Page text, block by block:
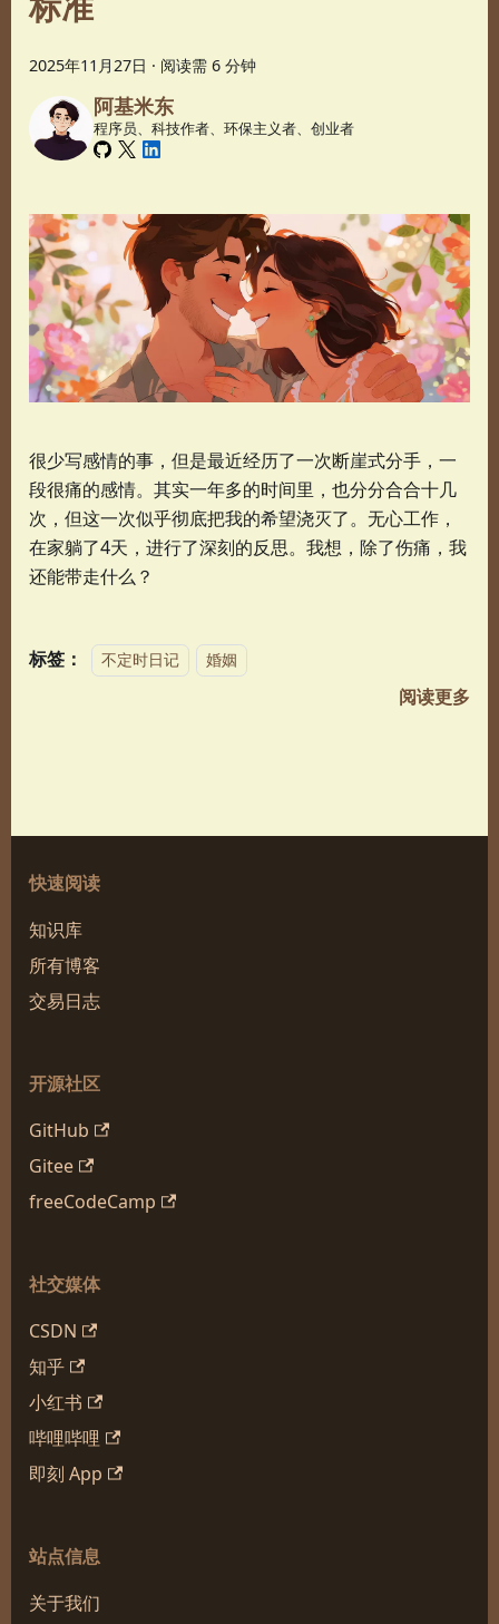
2025年11月27日 · 阅读需 6 分钟
阿基米东
程序员、科技作者、环保主义者、创业者
很少写感情的事，但是最近经历了一次断崖式分手，一
段很痛的感情。其实一年多的时间里，也分分合合十几
次，但这一次似乎彻底把我的希望浇灭了。无心工作，
在家躺了4天，进行了深刻的反思。我想，除了伤痛，我
还能带走什么？
标签： 不定时日记 婚姻
阅读更多
快速阅读
知识库
所有博客
交易日志
开源社区
GitHub
Gitee
freeCodeCamp
社交媒体
CSDN
知乎
小红书
哔哩哔哩
即刻 App
站点信息
关于我们